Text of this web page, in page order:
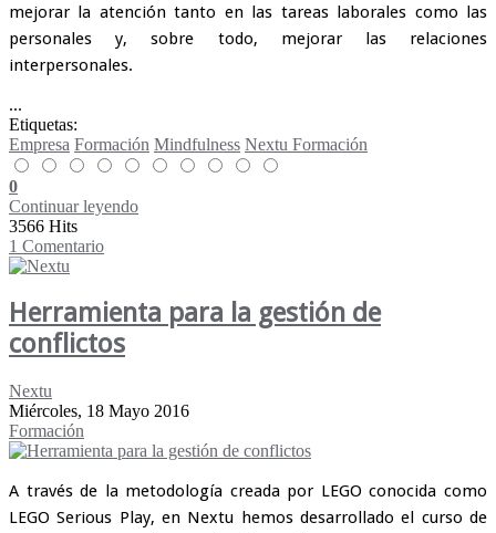
mejorar la atención tanto en las tareas laborales como las
personales y, sobre todo, mejorar las relaciones
interpersonales.
...
Etiquetas:
Empresa Formación Mindfulness Nextu Formación
0
Continuar leyendo
3566 Hits
1 Comentario
Herramienta para la gestión de
conflictos
Nextu
Miércoles, 18 Mayo 2016
Formación
A través de la metodología creada por LEGO conocida como
LEGO Serious Play, en Nextu hemos desarrollado el curso de